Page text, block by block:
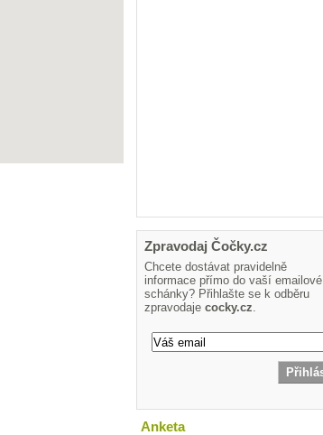
Zpravodaj Čočky.cz
Chcete dostávat pravidelně
informace přímo do vaší emailové
schánky? Přihlašte se k odběru
zpravodaje cocky.cz.
Anketa